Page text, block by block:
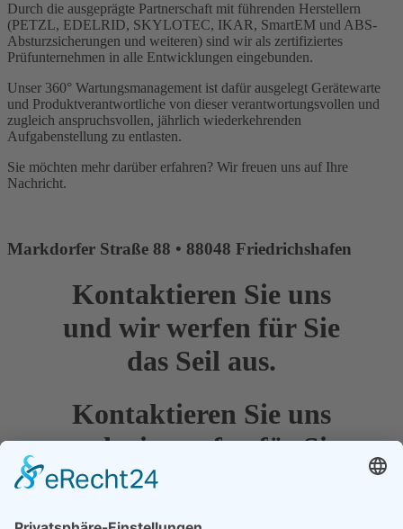
Durch die ausgeprägte Partnerschaft mit führenden Herstellern
(PETZL, EDELRID, SKYLOTEC, IKAR, SmartEM und ABS-
Absturzsicherungen und weiteren) sind wir als zertifiziertes
Prüfunternehmen in alle Entwicklungen eingebunden.
Unser 360° Wartungsmanagement ist dafür ausgelegt Gerätewarte
und Produktverantwortliche von dieser verantwortungsvollen und
zugleich anspruchsvollen, jährlich wiederkehrenden
Aufgabenstellung zu entlasten.
Sie möchten mehr darüber erfahren? Wir freuen uns auf Ihre
Nachricht.
Markdorfer Straße 88 • 88048 Friedrichshafen
Kontaktieren Sie uns
und wir werfen für Sie
das Seil aus.
Kontaktieren Sie uns
und wir werfen für Sie
das Seil aus.
Diese E-Mail-Adresse ist vor Spambots geschützt! Zur Anzeige